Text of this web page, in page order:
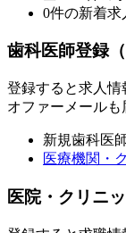
0件の新着求
歯科医師登録（
登録すると求人
オファーメールも
新規歯科医
医療機関・
医院・クリニ